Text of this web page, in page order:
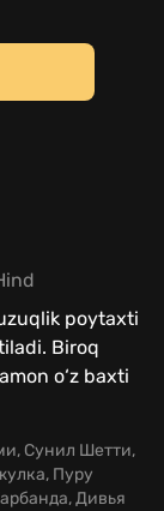
poytaxti
Biroq
o‘z baxti
Сунил Шетти,
Пуру
Дивья